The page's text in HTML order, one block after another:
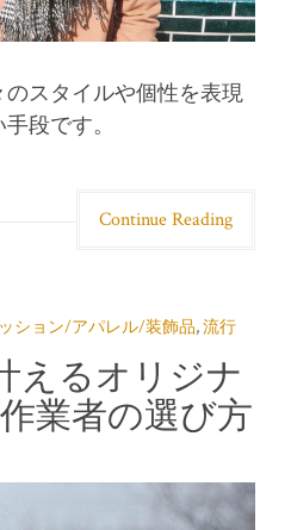
スタイルや個性を表現
段です。
Continue Reading
ション/アパレル/装飾品,流行
えるオリジナ
業者の選び方